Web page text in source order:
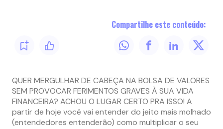
Compartilhe este conteúdo:
QUER MERGULHAR DE CABEÇA NA BOLSA DE VALORES
SEM PROVOCAR FERIMENTOS GRAVES À SUA VIDA
FINANCEIRA? ACHOU O LUGAR CERTO PRA ISSO! A
partir de hoje você vai entender do jeito mais molhado
(entendedores entenderão) como multiplicar o seu